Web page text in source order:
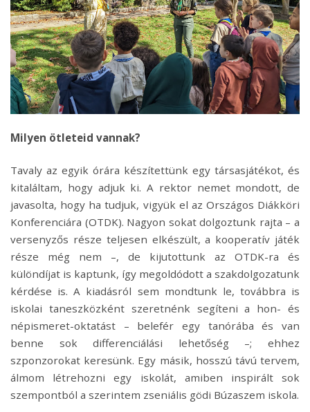
Milyen ötleteid vannak?
Tavaly az egyik órára készítettünk egy társasjátékot, és
kitaláltam, hogy adjuk ki. A rektor nemet mondott, de
javasolta, hogy ha tudjuk, vigyük el az Országos Diákköri
Konferenciára (OTDK). Nagyon sokat dolgoztunk rajta – a
versenyzős része teljesen elkészült, a kooperatív játék
része még nem –, de kijutottunk az OTDK-ra és
különdíjat is kaptunk, így megoldódott a szakdolgozatunk
kérdése is. A kiadásról sem mondtunk le, továbbra is
iskolai taneszközként szeretnénk segíteni a hon- és
népismeret-oktatást – belefér egy tanórába és van
benne sok differenciálási lehetőség –; ehhez
szponzorokat keresünk. Egy másik, hosszú távú tervem,
álmom létrehozni egy iskolát, amiben inspirált sok
szempontból a szerintem zseniális gödi Búzaszem iskola.